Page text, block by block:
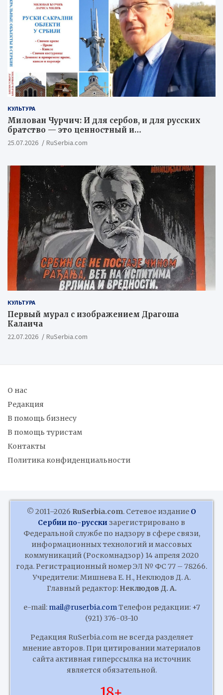
КУЛЬТУРА
Милован Чурчич: И для сербов, и для русских
братство — это ценностный и
цивилизационный концепт
25.07.2026 RuSerbia.com
КУЛЬТУРА
Первый мурал с изображением Драгоша
Калаича
22.07.2026 RuSerbia.com
О нас
Редакция
В помощь бизнесу
В помощь туристам
Контакты
Политика конфиденциальности
© 2011–2026 RuSerbia.com. Сетевое издание О
Сербии по-русски зарегистрировано в
Федеральной службе по надзору в сфере связи,
информационных технологий и массовых
коммуникаций (Роскомнадзор) 14 апреля 2020
года. Регистрационный номер ЭЛ № ФС 77 – 78266.
Учредители: Мишнева Е. Н., Неклюдов Д. А.
Главный редактор: Неклюдов Д. А.
e-mail: mail@ruserbia.comТелефон редакции: +7
(921) 376-03-10
Редакция RuSerbia.com не всегда разделяет
мнение авторов. При цитировании материалов
сайта активная гиперссылка на источник
является обязательной.